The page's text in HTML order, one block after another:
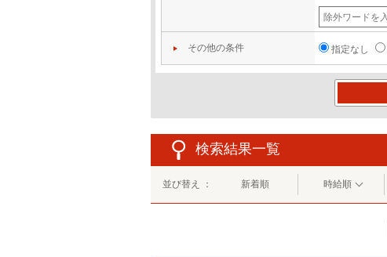
その他の条件 指定なし
検索結果一覧
並び替え ： 新着順 時給順